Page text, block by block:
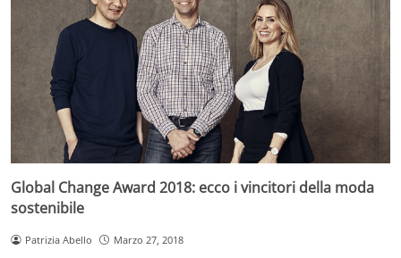
Global Change Award 2018: ecco i vincitori della moda
sostenibile
Patrizia Abello Marzo 27, 2018